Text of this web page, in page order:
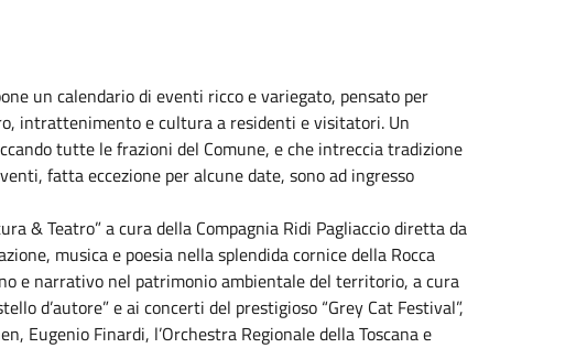
un calendario di eventi ricco e variegato, pensato per
intrattenimento e cultura a residenti e visitatori. Un
tutte le frazioni del Comune, e che intreccia tradizione
fatta eccezione per alcune date, sono ad ingresso
& Teatro” a cura della Compagnia Ridi Pagliaccio diretta da
musica e poesia nella splendida cornice della Rocca
e narrativo nel patrimonio ambientale del territorio, a cura
d’autore” e ai concerti del prestigioso “Grey Cat Festival”,
Eugenio Finardi, l’Orchestra Regionale della Toscana e